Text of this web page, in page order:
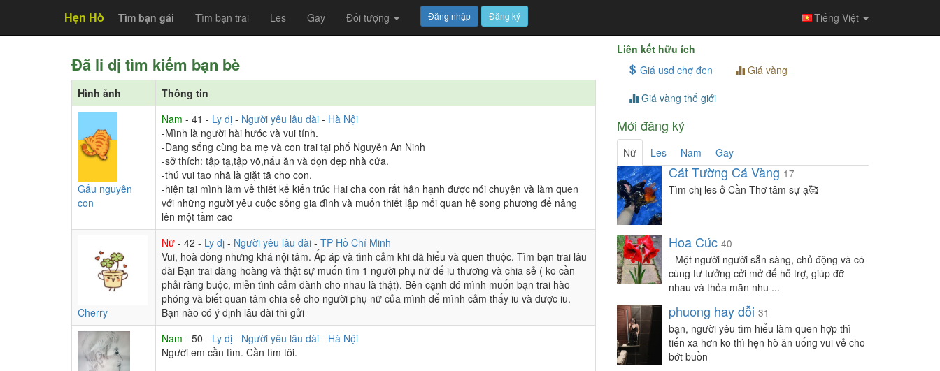
Hẹn Hò Tìm bạn gái Tìm bạn trai Les Gay Đối tượng Đăng nhập Đăng ký Tiếng Việt
Đã li dị tìm kiếm bạn bè
Hình ảnh Thông tin
Gấu nguyên
con
Nam - 41 - Ly dị - Người yêu lâu dài - Hà Nội
-Mình là người hài hước và vui tính.
-Đang sống cùng ba mẹ và con trai tại phố Nguyễn An Ninh
-sở thích: tập tạ,tập võ,nấu ăn và dọn dẹp nhà cửa.
-thú vui tao nhã là giặt tã cho con.
-hiện tại mình làm về thiết kế kiến trúc Hai cha con rất hân hạnh được nói chuyện và làm quen
với những người yêu cuộc sống gia đình và muốn thiết lập mối quan hệ song phương để nâng
lên một tầm cao
Cherry
Nữ - 42 - Ly dị - Người yêu lâu dài - TP Hồ Chí Minh
Vui, hoà đồng nhưng khá nội tâm. Ấp áp và tình cảm khi đã hiểu và quen thuộc. Tìm bạn trai lâu
dài Bạn trai đàng hoàng và thật sự muốn tìm 1 người phụ nữ để iu thương và chia sẻ ( ko cần
phải ràng buộc, miễn tình cảm dành cho nhau là thật). Bên cạnh đó mình muốn bạn trai hào
phóng và biết quan tâm chia sẻ cho người phụ nữ của mình để mình cảm thấy iu và được iu.
Bạn nào có ý định lâu dài thì gửi
Nam - 50 - Ly dị - Người yêu lâu dài - Hà Nội
Người em cần tìm. Cần tìm tôi.
Liên kết hữu ích
Giá usd chợ đen
Giá vàng
Giá vàng thế giới
Mới đăng ký
Nữ Les Nam Gay
Cát Tường Cá Vàng 17
Tìm chị les ở Cần Thơ tâm sự ạ🥰
Hoa Cúc 40
- Một người người sẵn sàng, chủ động và có
cùng tư tưởng cởi mở để hỗ trợ, giúp đỡ
nhau và thỏa mãn nhu ...
phuong hay dỗi 31
bạn, người yêu tìm hiểu làm quen hợp thì
tiến xa hơn ko thì hẹn hò ăn uống vui vẻ cho
bớt buồn